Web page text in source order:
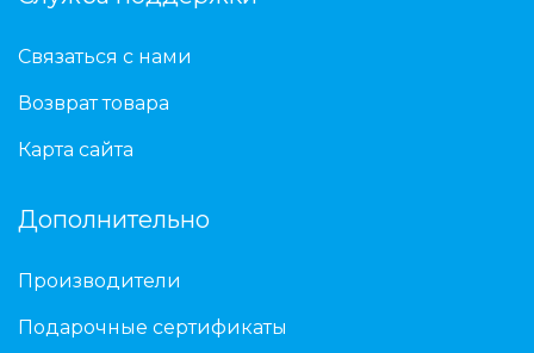
Связаться с нами
Возврат товара
Карта сайта
Дополнительно
Производители
Подарочные сертификаты